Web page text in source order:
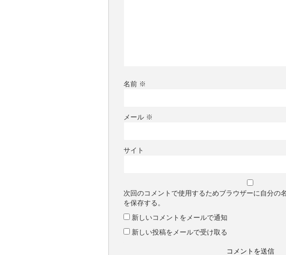
名前 ※
メール ※
サイト
次回のコメントで使用するためブラウザーに自分の
を保存する。
新しいコメントをメールで通知
新しい投稿をメールで受け取る